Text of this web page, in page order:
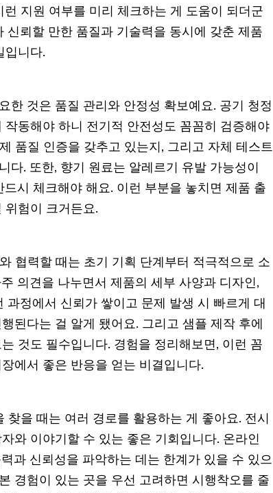
지원 여부를 미리 체크하는 게 도움이 되더군
신뢰할 만한 품질과 기술력을 동시에 갖춘 제품
입니다.
한 것은 품질 관리와 안정성 확보예요. 공기 청정
동해야 하니 전기적 안전성도 꼼꼼히 검증해야
품질 인증을 갖추고 있는지, 그리고 자체 테스트
다. 또한, 향기 원료는 알레르기 유발 가능성이
시 체크해야 해요. 이런 부분을 놓치면 제품 출
위험이 크거든요.
협력할 때는 초기 기획 단계부터 적극적으로 소
의견을 나누면서 제품의 세부 사양과 디자인,
정에서 신뢰가 쌓이고 문제 발생 시 빠르게 대
된다는 걸 알게 됐어요. 그리고 샘플 제작 후에
것도 필수입니다. 경험을 정리해보면, 이런 꼼
에서 좋은 반응을 얻는 비결입니다.
을 때는 여러 경로를 활용하는 게 좋아요. 전시
와 이야기할 수 있는 좋은 기회입니다. 온라인
과 신뢰성을 파악하는 데는 한계가 있을 수 있으
경험이 있는 곳을 우선 고려하면 시행착오를 줄